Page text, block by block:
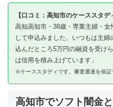
【口コミ：高知市のケーススタデ
高知高知市・38歳・専業主婦・
して申込みました。いつもは主
込んだところ5万円の融資を受け
は信用を積み上げています」
※ケーススタディです。審査通過を保証
高知市でソフト闇金